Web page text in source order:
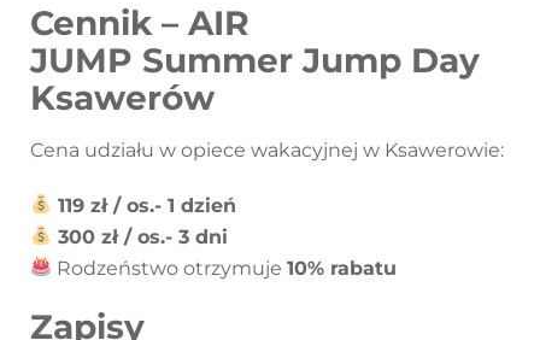
Cennik – AIR
JUMP Summer Jump Day
Ksawerów
Cena udziału w opiece wakacyjnej w Ksawerowie:
119 zł / os.- 1 dzień
300 zł / os.- 3 dni
Rodzeństwo otrzymuje10% rabatu
Zapisy